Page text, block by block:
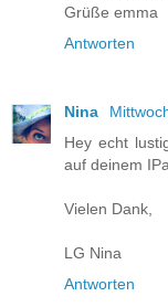
Grüße emma
Antworten
Nina
Hey echt
auf deinem
Vielen Dank,
LG Nina
Antworten